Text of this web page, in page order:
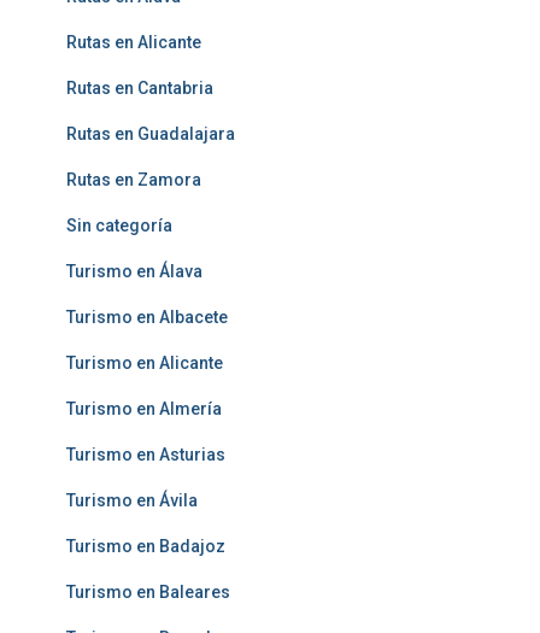
Rutas en Alicante
Rutas en Cantabria
Rutas en Guadalajara
Rutas en Zamora
Sin categoría
Turismo en Álava
Turismo en Albacete
Turismo en Alicante
Turismo en Almería
Turismo en Asturias
Turismo en Ávila
Turismo en Badajoz
Turismo en Baleares